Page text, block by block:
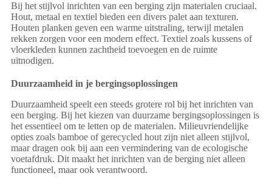
Bij het stijlvol inrichten van een berging zijn materialen cruciaal.
Hout, metaal en textiel bieden een divers palet aan texturen.
Houten planken geven een warme uitstraling, terwijl metalen
rekken zorgen voor een modern effect. Textiel zoals kussens of
vloerkleden kunnen zachtheid toevoegen en de ruimte
uitnodigen.
Duurzaamheid in je bergingsoplossingen
Duurzaamheid speelt een steeds grotere rol bij het inrichten van
een berging. Bij het kiezen van duurzame bergingsoplossingen is
het essentieel om te letten op de materialen. Milieuvriendelijke
opties zoals bamboe of gerecycled hout zijn niet alleen stijlvol,
maar dragen ook bij aan een vermindering van de ecologische
voetafdruk. Dit maakt het inrichten van de berging niet alleen
functioneel, maar ook verantwoord.